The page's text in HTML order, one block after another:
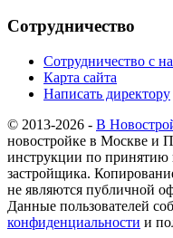
Сотрудничество
Сотрудничество с
Карта сайта
Написать директору
© 2013-2026 - В
новостройке в Москве и
инструкции по
застройщика.
не являются публичной
Данные пользователей
конфиденциальности и